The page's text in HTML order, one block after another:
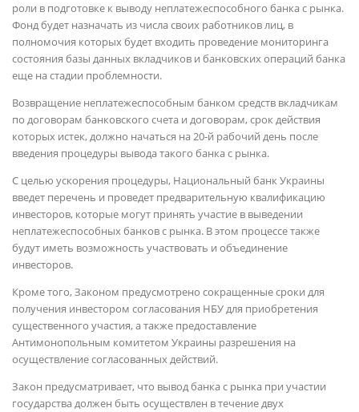
роли в подготовке к выводу неплатежеспособного банка с рынка.
Фонд будет назначать из числа своих работников лиц, в
полномочия которых будет входить проведение мониторинга
состояния базы данных вкладчиков и банковских операций банка
еще на стадии проблемности.
Возвращение неплатежеспособным банком средств вкладчикам
по договорам банковского счета и договорам, срок действия
которых истек, должно начаться на 20-й рабочий день после
введения процедуры вывода такого банка с рынка.
С целью ускорения процедуры, Национальный банк Украины
введет перечень и проведет предварительную квалификацию
инвесторов, которые могут принять участие в выведении
неплатежеспособных банков с рынка. В этом процессе также
будут иметь возможность участвовать и объединение
инвесторов.
Кроме того, Законом предусмотрено сокращенные сроки для
получения инвестором согласования НБУ для приобретения
существенного участия, а также предоставление
Антимонопольным комитетом Украины разрешения на
осуществление согласованных действий.
Закон предусматривает, что вывод банка с рынка при участии
государства должен быть осуществлен в течение двух